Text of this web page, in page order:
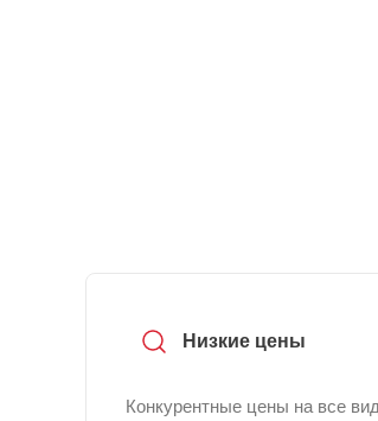
Низкие цены
Конкурентные цены на все